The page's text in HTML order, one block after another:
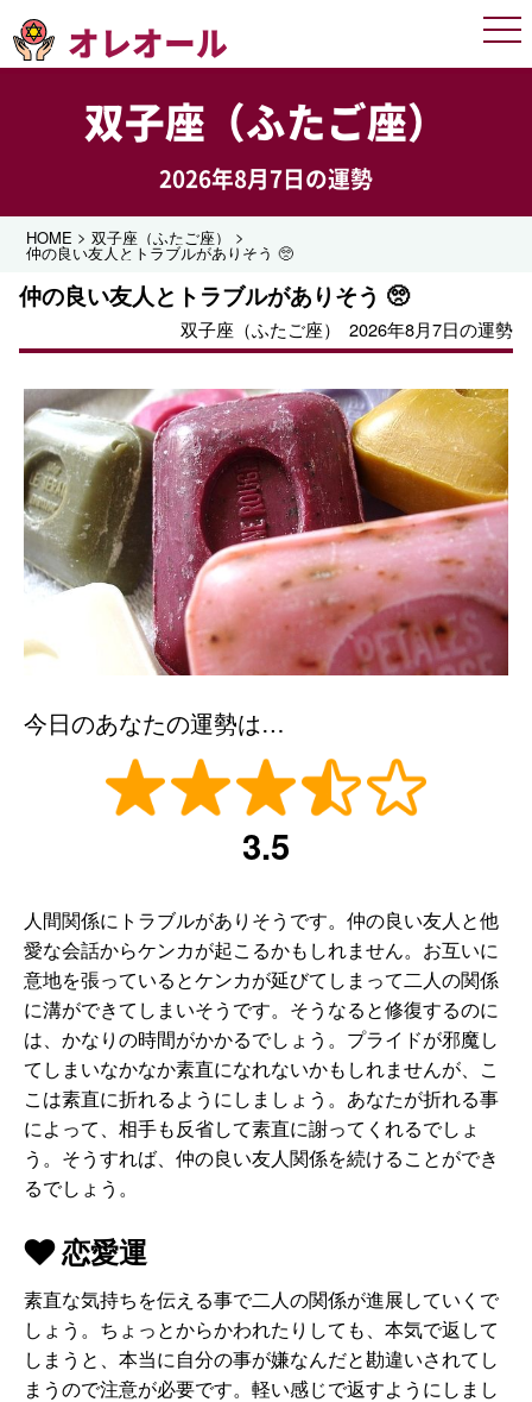
オレオール
双子座（ふたご座）
2026年8月7日の運勢
HOME >双子座（ふたご座） >
仲の良い友人とトラブルがありそう 🥺
仲の良い友人とトラブルがありそう 🥺
双子座（ふたご座） 2026年8月7日の運勢
今日のあなたの運勢は…
3.5
人間関係にトラブルがありそうです。仲の良い友人と他
愛な会話からケンカが起こるかもしれません。お互いに
意地を張っているとケンカが延びてしまって二人の関係
に溝ができてしまいそうです。そうなると修復するのに
は、かなりの時間がかかるでしょう。プライドが邪魔し
てしまいなかなか素直になれないかもしれませんが、こ
こは素直に折れるようにしましょう。あなたが折れる事
によって、相手も反省して素直に謝ってくれるでしょ
う。そうすれば、仲の良い友人関係を続けることができ
るでしょう。
恋愛運
素直な気持ちを伝える事で二人の関係が進展していくで
しょう。ちょっとからかわれたりしても、本気で返して
しまうと、本当に自分の事が嫌なんだと勘違いされてし
まうので注意が必要です。軽い感じで返すようにしまし